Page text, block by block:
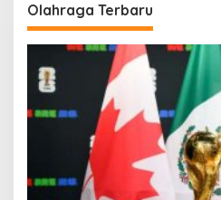
Olahraga Terbaru